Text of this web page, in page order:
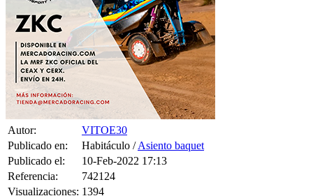
VITOE30
Publicado en:
Habitáculo /
Publicado el:
10-Feb-2022 17:13
Referencia:
742124
Visualizaciones:
1394
Provincia: